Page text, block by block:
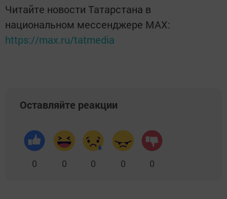
Читайте новости Татарстана в
национальном мессенджере MАХ:
https://max.ru/tatmedia
Оставляйте реакции
0 0 0 0 0